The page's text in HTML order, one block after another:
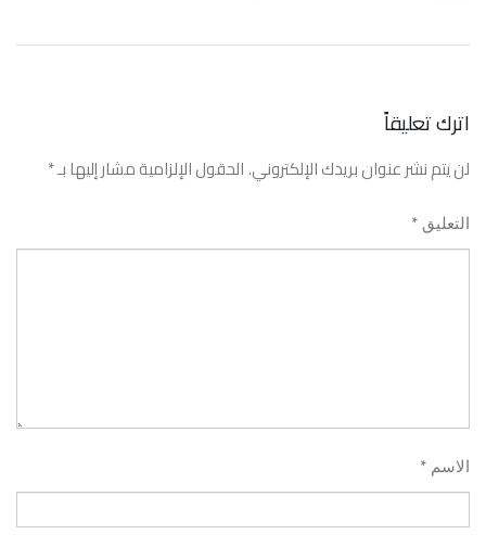
اترك تعليقاً
لن يتم نشر عنوان بريدك الإلكتروني.الحقول الإلزامية مشار إليها بـ*
التعليق *
الاسم *